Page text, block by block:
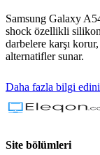
Samsung Galaxy
shock özellikli silikon
darbelere karşı
alternatifler sunar.
Daha fazla bilgi
Site bölümleri